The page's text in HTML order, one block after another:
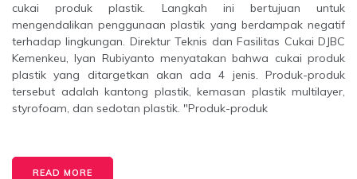
cukai produk plastik. Langkah ini bertujuan untuk
mengendalikan penggunaan plastik yang berdampak negatif
terhadap lingkungan. Direktur Teknis dan Fasilitas Cukai DJBC
Kemenkeu, Iyan Rubiyanto menyatakan bahwa cukai produk
plastik yang ditargetkan akan ada 4 jenis. Produk-produk
tersebut adalah kantong plastik, kemasan plastik multilayer,
styrofoam, dan sedotan plastik. "Produk-produk
READ MORE